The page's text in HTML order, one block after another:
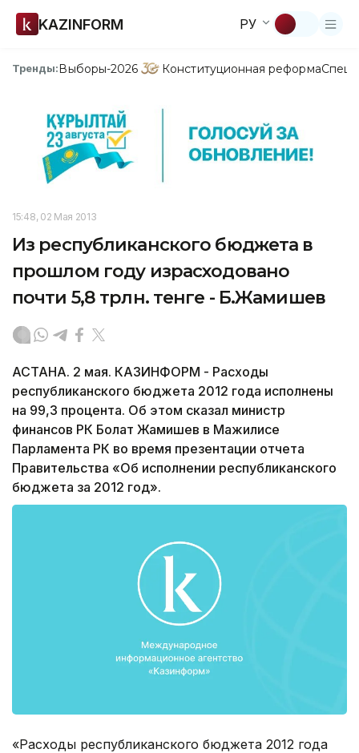
KAZINFORM РУ
Тренды:Выборы-2026 Конституционная реформа
15:48, 02 Мая 2013
Из республиканского бюджета в
прошлом году израсходовано
почти 5,8 трлн. тенге - Б.Жамишев
АСТАНА. 2 мая. КАЗИНФОРМ - Расходы
республиканского бюджета 2012 года исполнены
на 99,3 процента. Об этом сказал министр
финансов РК Болат Жамишев в Мажилисе
Парламента РК во время презентации отчета
Правительства «Об исполнении республиканского
бюджета за 2012 год».
«Расходы республиканского бюджета 2012 года